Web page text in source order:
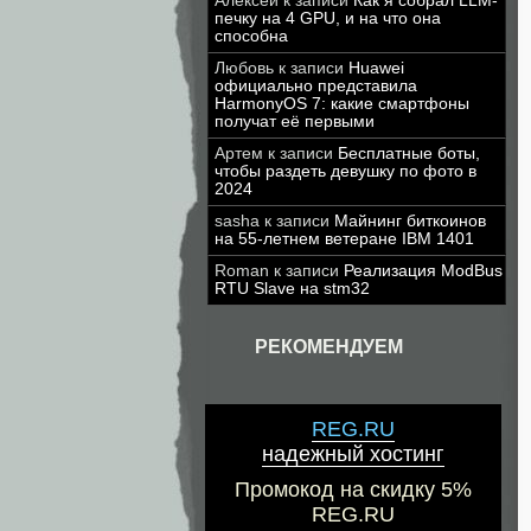
печку на 4 GPU, и на что она
способна
Любовь к записи Huawei
официально представила
HarmonyOS 7: какие смартфоны
получат её первыми
Артем к записи Бесплатные боты,
чтобы раздеть девушку по фото в
2024
sasha к записи Майнинг биткоинов
на 55-летнем ветеране IBM 1401
Roman к записи Реализация ModBus
RTU Slave на stm32
РЕКОМЕНДУЕМ
REG.RU
надежный хостинг
Промокод на скидку 5%
REG.RU